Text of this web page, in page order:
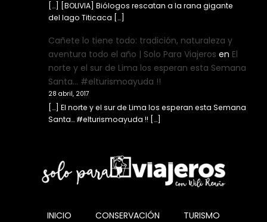
[…] [BOLIVIA] Biólogos rescatan a la rana gigante
del lago Titicaca […]
Cañete lo tiene todo: tradición, naturaleza y
aventura todo el año | Solo Para Viajeros en El
norte y el sur de Lima los esperan esta Semana
Santa… #elturismoayuda !!
28 abril, 2017
[…] El norte y el sur de Lima los esperan esta Semana
Santa… #elturismoayuda !! […]
INICIO CONSERVACIÓN TURISMO